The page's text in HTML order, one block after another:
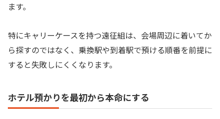
ます。
特にキャリーケースを持つ遠征組は、会場周辺に着いてか
ら探すのではなく、乗換駅や到着駅で預ける順番を前提に
すると失敗しにくくなります。
ホテル預かりを最初から本命にする